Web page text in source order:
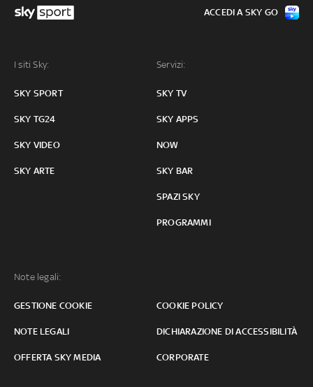
I siti Sky:
SKY SPORT
SKY TG24
SKY VIDEO
SKY ARTE
Servizi:
SKY TV
SKY APPS
NOW
SKY BAR
SPAZI SKY
PROGRAMMI
Note legali:
GESTIONE COOKIE COOKIE POLICY
NOTE LEGALI DICHIARAZIONE DI ACCESSIBILITÀ
OFFERTA SKY MEDIA CORPORATE
ACCEDI A SKY GO